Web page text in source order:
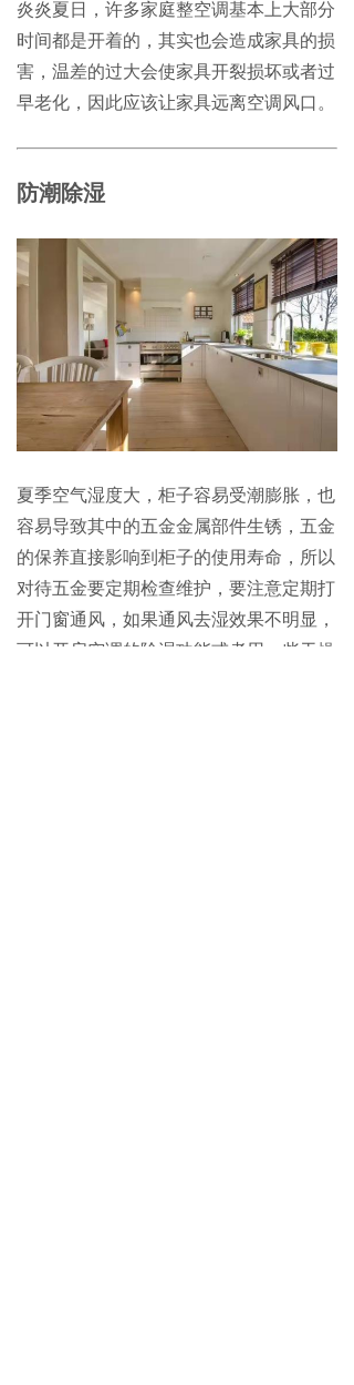
炎炎夏日，许多家庭整空调基本上大部分
时间都是开着的，其实也会造成家具的损
害，温差的过大会使家具开裂损坏或者过
早老化，因此应该让家具远离空调风口。
防潮除湿
夏季空气湿度大，柜子容易受潮膨胀，也
容易导致其中的五金金属部件生锈，五金
的保养直接影响到柜子的使用寿命，所以
对待五金要定期检查维护，要注意定期打
开门窗通风，如果通风去湿效果不明显，
可以开启空调的除湿功能或者用一些干燥